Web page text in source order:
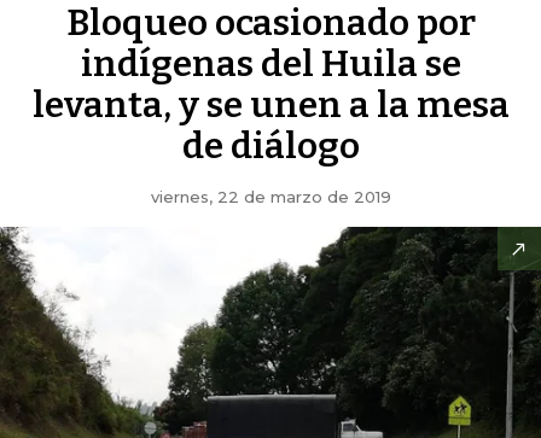
Bloqueo ocasionado por
indígenas del Huila se
levanta, y se unen a la mesa
de diálogo
viernes, 22 de marzo de 2019